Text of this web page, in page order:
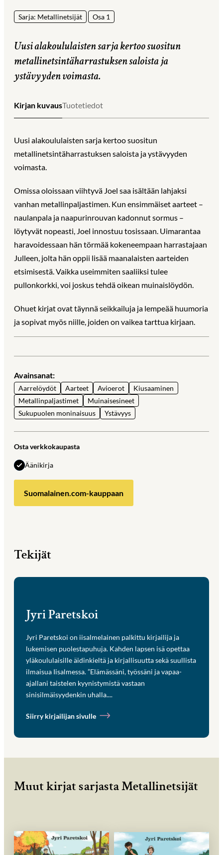
Sarja: Metallinetsijät Osa 1
Uusi alakoululaisten sarja kertoo suositun
metallinetsintäharrastuksen saloista ja
ystävyyden voimasta.
Kirjan kuvausTuotetiedot
Uusi alakoululaisten sarja kertoo suositun
metallinetsintäharrastuksen saloista ja ystävyyden
voimasta.
Omissa oloissaan viihtyvä Joel saa isältään lahjaksi
vanhan metallinpaljastimen. Kun ensimmäiset aarteet –
naulanpala ja naapurinrouvan kadonnut sormus –
löytyvät nopeasti, Joel innostuu tosissaan. Uimarantaa
haravoidessaan hän törmää kokeneempaan harrastajaan
Julleen, jolta hän oppii lisää maanalaisten aarteiden
etsimisestä. Vaikka useimmiten saaliiksi tulee
pullonkorkki, voi joskus tehdä oikean muinaislöydön.
Ohuet kirjat ovat täynnä seikkailuja ja lempeää huumoria
ja sopivat myös niille, joiden on vaikea tarttua kirjaan.
Avainsanat:
Aarrelöydöt Aarteet Avioerot
Kiusaaminen
Metallinpaljastimet
Muinaisesineet
Sukupuolen moninaisuus
Ystävyys
Osta verkkokaupasta
Äänikirja
Suomalainen.com-kauppaan
Tekijät
Jyri Paretskoi
Jyri Paretskoi on iisalmelainen palkittu kirjailija ja
lukemisen puolestapuhuja. Kahden lapsen isä opettaa
yläkoululaisille äidinkieltä ja kirjallisuutta sekä suullista
ilmaisua Iisalmessa. ”Elämässäni, työssäni ja vapaa-
ajallani taistelen kyynistymistä vastaan
sinisilmäisyydenkin uhalla....
Siirry kirjailijan sivulle
Muut kirjat sarjasta Metallinetsijät